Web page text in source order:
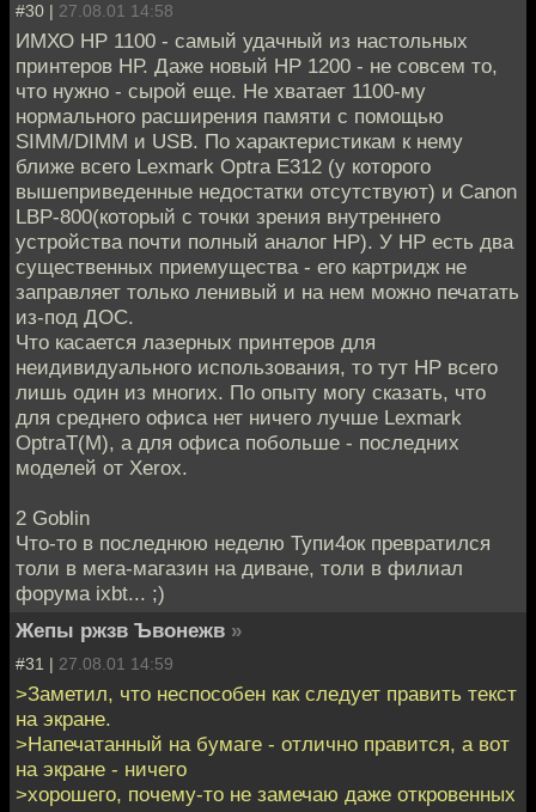
#30 | 27.08.01 14:58
ИМХО НР 1100 - самый удачный из настольных
принтеров НР. Даже новый НР 1200 - не совсем то,
что нужно - сырой еще. Не хватает 1100-му
нормального расширения памяти с помощью
SIMM/DIMM и USB. По характеристикам к нему
ближе всего Lexmark Optra E312 (у которого
вышеприведенные недостатки отсутствуют) и Canon
LBP-800(который с точки зрения внутреннего
устройства почти полный аналог HP). У НР есть два
существенных приемущества - его картридж не
заправляет только ленивый и на нем можно печатать
из-под ДОС.
Что касается лазерных принтеров для
неидивидуального использования, то тут НР всего
лишь один из многих. По опыту могу сказать, что
для среднего офиса нет ничего лучше Lexmark
OptraT(M), а для офиса побольше - последних
моделей от Xerox.
2 Goblin
Что-то в последнюю неделю Тупи4ок превратился
толи в мега-магазин на диване, толи в филиал
форума ixbt... ;)
Жепы ржзв Ъвонежв »
#31 | 27.08.01 14:59
>Заметил, что неспособен как следует править текст
на экране.
>Напечатанный на бумаге - отлично правится, а вот
на экране - ничего
>хорошего, почему-то не замечаю даже откровенных